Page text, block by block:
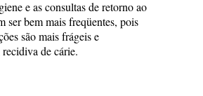
e as consultas de retorno ao
ser bem mais freqüentes, pois
são mais frágeis e
recidiva de cárie.